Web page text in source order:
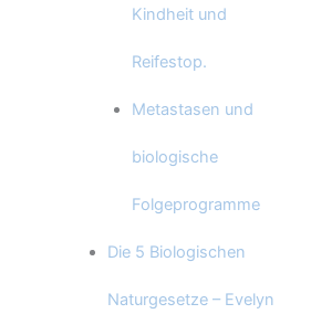
Kindheit und
Reifestop.
Metastasen und
biologische
Folgeprogramme
Die 5 Biologischen
Naturgesetze – Evelyn